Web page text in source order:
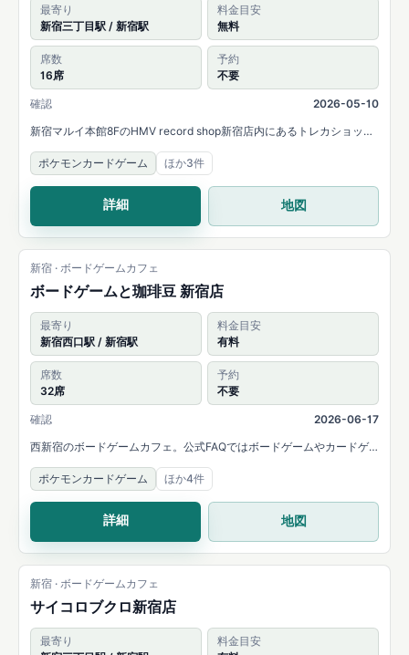
最寄り
新宿三丁目駅 / 新宿駅
料金目安
無料
席数
16席
予約
不要
確認
2026-05-10
新宿マルイ本館8FのHMV record shop新宿店内にあるトレカショッ
プ。公式告知では16席の常設デュエルスペースと、複数タイトルの公
認大会・イベント実施予定が案内されています。
ポケモンカードゲーム ほか3件
詳細 地図
新宿 · ボードゲームカフェ
ボードゲームと珈琲豆 新宿店
最寄り
新宿西口駅 / 新宿駅
料金目安
有料
席数
32席
予約
不要
確認
2026-06-17
西新宿のボードゲームカフェ。公式FAQではボードゲームやカードゲ
ームの持ち込み可能と案内されています。
ポケモンカードゲーム
ほか4件
詳細 地図
新宿 · ボードゲームカフェ
サイコロブクロ新宿店
最寄り
料金目安